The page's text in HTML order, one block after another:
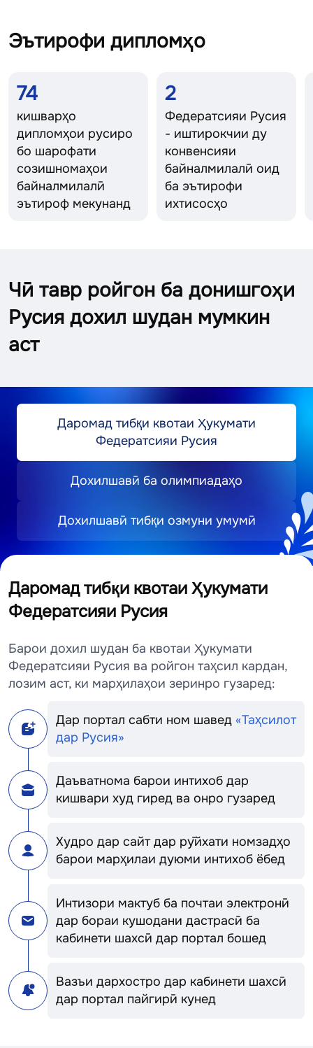
Эътирофи дипломҳо
74
кишварҳо
дипломҳои русиро
бо шарофати
созишномаҳои
байналмилалӣ
эътироф мекунанд
2
Федератсияи Русия
- иштирокчии ду
конвенсияи
байналмилалӣ оид
ба эътирофи
ихтисосҳо
Чӣ тавр ройгон ба донишгоҳи
Русия дохил шудан мумкин
аст
Даромад тибқи квотаи Ҳукумати
Федератсияи Русия
Дохилшавӣ ба олимпиадаҳо
Дохилшавӣ тибқи озмуни умумӣ
Даромад тибқи квотаи Ҳукумати
Федератсияи Русия
Барои дохил шудан ба квотаи Ҳукумати
Федератсияи Русия ва ройгон таҳсил кардан,
лозим аст, ки марҳилаҳои зеринро гузаред:
Дар портал сабти ном шавед «Таҳсилот
дар Русия»
Даъватнома барои интихоб дар
кишвари худ гиред ва онро гузаред
Худро дар сайт дар рӯйхати номзадҳо
барои марҳилаи дуюми интихоб ёбед
Интизори мактуб ба почтаи электронӣ
дар бораи кушодани дастрасӣ ба
кабинети шахсӣ дар портал бошед
Вазъи дархостро дар кабинети шахсӣ
дар портал пайгирӣ кунед